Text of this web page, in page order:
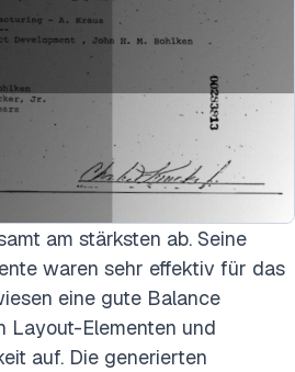
am stärksten ab. Seine
waren sehr effektiv für das
eine gute Balance
Layout-Elementen und
auf. Die generierten